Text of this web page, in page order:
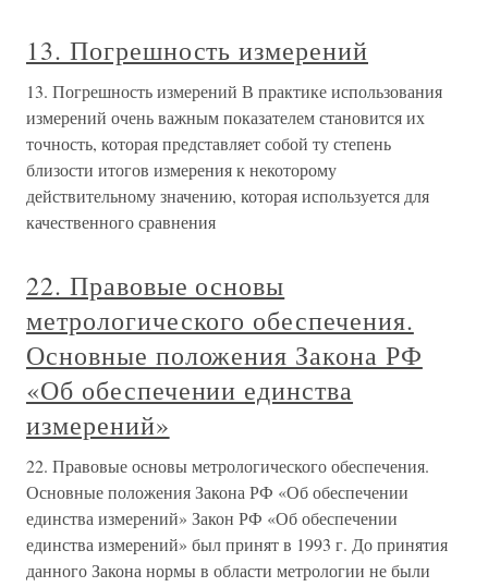
13. Погрешность измерений
13. Погрешность измерений В практике использования
измерений очень важным показателем становится их
точность, которая представляет собой ту степень
близости итогов измерения к некоторому
действительному значению, которая используется для
качественного сравнения
22. Правовые основы
метрологического обеспечения.
Основные положения Закона РФ
«Об обеспечении единства
измерений»
22. Правовые основы метрологического обеспечения.
Основные положения Закона РФ «Об обеспечении
единства измерений» Закон РФ «Об обеспечении
единства измерений» был принят в 1993 г. До принятия
данного Закона нормы в области метрологии не были